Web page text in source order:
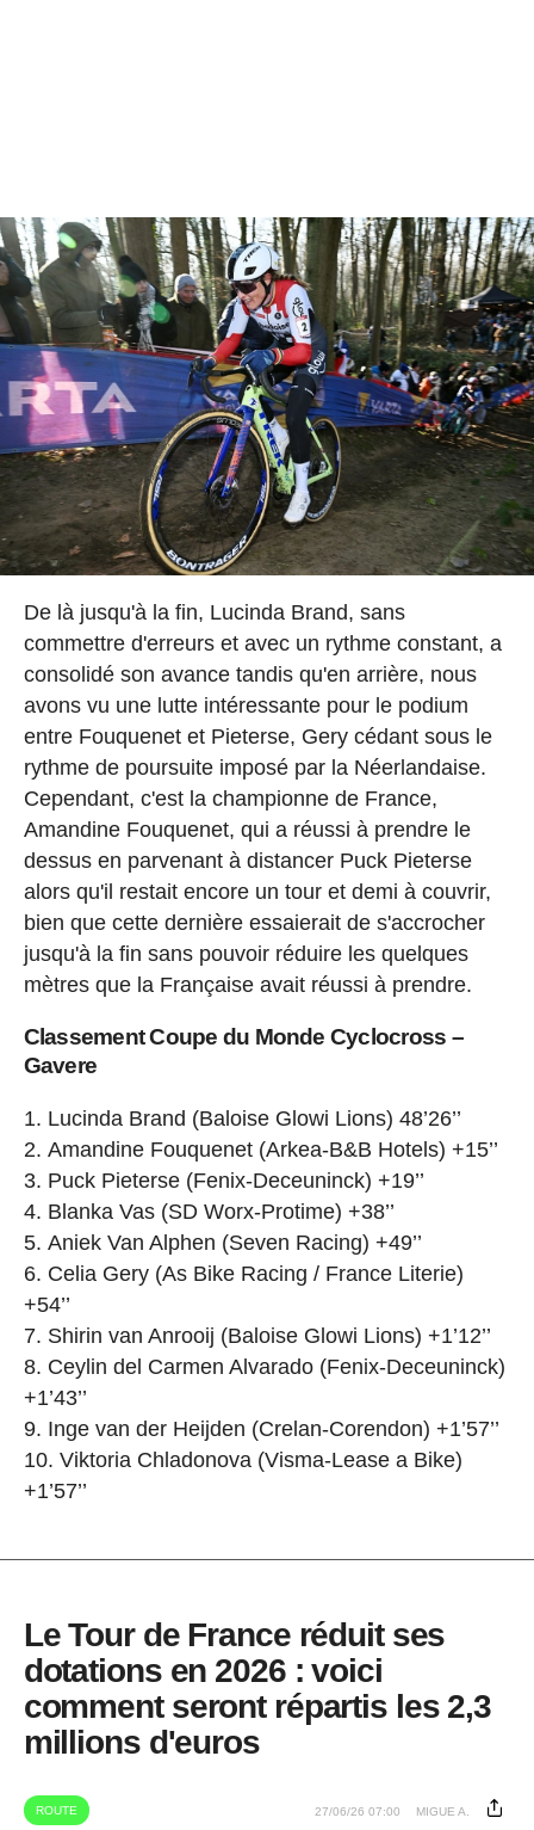
De là jusqu'à la fin, Lucinda Brand, sans
commettre d'erreurs et avec un rythme constant, a
consolidé son avance tandis qu'en arrière, nous
avons vu une lutte intéressante pour le podium
entre Fouquenet et Pieterse, Gery cédant sous le
rythme de poursuite imposé par la Néerlandaise.
Cependant, c'est la championne de France,
Amandine Fouquenet, qui a réussi à prendre le
dessus en parvenant à distancer Puck Pieterse
alors qu'il restait encore un tour et demi à couvrir,
bien que cette dernière essaierait de s'accrocher
jusqu'à la fin sans pouvoir réduire les quelques
mètres que la Française avait réussi à prendre.
Classement Coupe du Monde Cyclocross –
Gavere
Lucinda Brand (Baloise Glowi Lions) 48’26’’
Amandine Fouquenet (Arkea-B&B Hotels) +15’’
Puck Pieterse (Fenix-Deceuninck) +19’’
Blanka Vas (SD Worx-Protime) +38’’
Aniek Van Alphen (Seven Racing) +49’’
Celia Gery (As Bike Racing / France Literie)
+54’’
Shirin van Anrooij (Baloise Glowi Lions) +1’12’’
Ceylin del Carmen Alvarado (Fenix-Deceuninck)
+1’43’’
Inge van der Heijden (Crelan-Corendon) +1’57’’
Viktoria Chladonova (Visma-Lease a Bike)
+1’57’’
Le Tour de France réduit ses
dotations en 2026 : voici
comment seront répartis les 2,3
millions d'euros
ROUTE 27/06/26 07:00 MIGUE A.